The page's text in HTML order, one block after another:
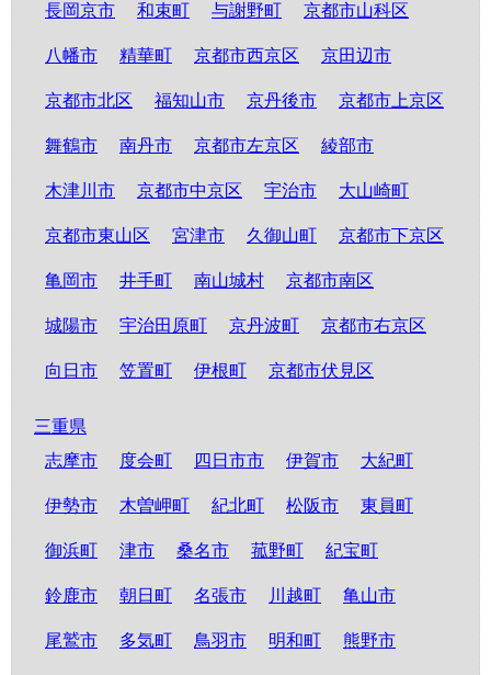
長岡京市
和束町 与謝野町 京都市山科区
八幡市 精華町 京都市西京区 京田辺市
京都市北区 福知山市 京丹後市 京都市上京区
舞鶴市 南丹市 京都市左京区 綾部市
木津川市 京都市中京区 宇治市 大山崎町
京都市東山区 宮津市 久御山町 京都市下京区
亀岡市 井手町 南山城村 京都市南区
城陽市 宇治田原町 京丹波町 京都市右京区
向日市 笠置町 伊根町 京都市伏見区
三重県
志摩市
度会町 四日市市 伊賀市 大紀町
伊勢市 木曽岬町 紀北町 松阪市 東員町
御浜町 津市 桑名市 菰野町 紀宝町
鈴鹿市 朝日町 名張市 川越町 亀山市
尾鷲市 多気町 鳥羽市 明和町 熊野市